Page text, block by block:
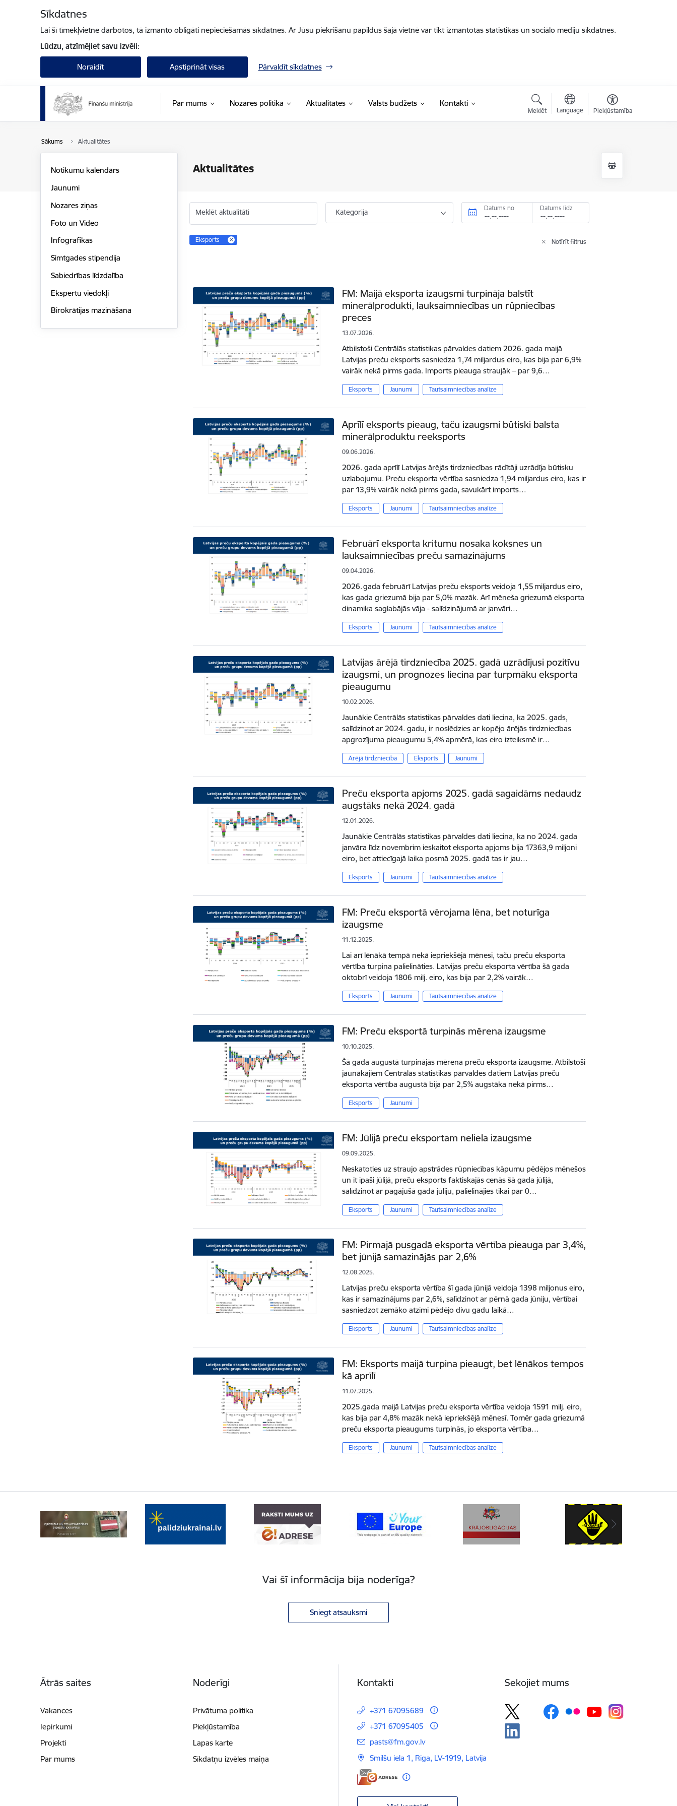
Sīkdatnes
Lai šī tīmekļvietne darbotos, tā izmanto obligāti nepieciešamās sīkdatnes. Ar Jūsu piekrišanu papildus šajā vietnē var tikt izmantotas statistikas un sociālo mediju sīkdatnes.
Lūdzu, atzīmējiet savu izvēli:
Noraidīt Apstiprināt visas Pārvaldīt sīkdatnes
Par mums Nozares politika Aktualitātes Valsts budžets Kontakti
Meklēt Language Piekļūstamība
Sākums Aktualitātes
Aktualitātes
Notikumu kalendārs
Jaunumi
Nozares ziņas
Foto un Video
Infografikas
Simtgades stipendija
Sabiedrības līdzdalība
Ekspertu viedokļi
Birokrātijas mazināšana
Meklēt aktualitāti Kategorija Datums no Datums līdz
Eksports Notīrīt filtrus
FM: Maijā eksporta izaugsmi turpināja balstīt
minerālprodukti, lauksaimniecības un rūpniecības
preces
13.07.2026.
Atbilstoši Centrālās statistikas pārvaldes datiem 2026. gada maijā
Latvijas preču eksports sasniedza 1,74 miljardus eiro, kas bija par 6,9%
vairāk nekā pirms gada. Imports pieauga straujāk – par 9,6…
Eksports Jaunumi Tautsaimniecības analīze
Aprīlī eksports pieaug, taču izaugsmi būtiski balsta
minerālproduktu reeksports
09.06.2026.
2026. gada aprīlī Latvijas ārējās tirdzniecības rādītāji uzrādīja būtisku
uzlabojumu. Preču eksporta vērtība sasniedza 1,94 miljardus eiro, kas ir
par 13,9% vairāk nekā pirms gada, savukārt imports…
Eksports Jaunumi Tautsaimniecības analīze
Februārī eksporta kritumu nosaka koksnes un
lauksaimniecības preču samazinājums
09.04.2026.
2026. gada februārī Latvijas preču eksports veidoja 1,55 miljardus eiro,
kas gada griezumā bija par 5,0% mazāk. Arī mēneša griezumā eksporta
dinamika saglabājās vāja - salīdzinājumā ar janvāri…
Eksports Jaunumi Tautsaimniecības analīze
Latvijas ārējā tirdzniecība 2025. gadā uzrādījusi pozitīvu
izaugsmi, un prognozes liecina par turpmāku eksporta
pieaugumu
10.02.2026.
Jaunākie Centrālās statistikas pārvaldes dati liecina, ka 2025. gads,
salīdzinot ar 2024. gadu, ir noslēdzies ar kopējo ārējās tirdzniecības
apgrozījuma pieaugumu 5,4% apmērā, kas eiro izteiksmē ir…
Ārējā tirdzniecība Eksports Jaunumi
Preču eksporta apjoms 2025. gadā sagaidāms nedaudz
augstāks nekā 2024. gadā
12.01.2026.
Jaunākie Centrālās statistikas pārvaldes dati liecina, ka no 2024. gada
janvāra līdz novembrim ieskaitot eksporta apjoms bija 17363,9 miljoni
eiro, bet attiecīgajā laika posmā 2025. gadā tas ir jau…
Eksports Jaunumi Tautsaimniecības analīze
FM: Preču eksportā vērojama lēna, bet noturīga
izaugsme
11.12.2025.
Lai arī lēnākā tempā nekā iepriekšējā mēnesi, taču preču eksporta
vērtība turpina palielināties. Latvijas preču eksporta vērtība šā gada
oktobrī veidoja 1806 milj. eiro, kas bija par 2,2% vairāk…
Eksports Jaunumi Tautsaimniecības analīze
FM: Preču eksportā turpinās mērena izaugsme
10.10.2025.
Šā gada augustā turpinājās mērena preču eksporta izaugsme. Atbilstoši
jaunākajiem Centrālās statistikas pārvaldes datiem Latvijas preču
eksporta vērtība augustā bija par 2,5% augstāka nekā pirms…
Eksports Jaunumi
FM: Jūlijā preču eksportam neliela izaugsme
09.09.2025.
Neskatoties uz straujo apstrādes rūpniecības kāpumu pēdējos mēnešos
un it īpaši jūlijā, preču eksports faktiskajās cenās šā gada jūlijā,
salīdzinot ar pagājušā gada jūliju, palielinājies tikai par 0…
Eksports Jaunumi Tautsaimniecības analīze
FM: Pirmajā pusgadā eksporta vērtība pieauga par 3,4%,
bet jūnijā samazinājās par 2,6%
12.08.2025.
Latvijas preču eksporta vērtība šī gada jūnijā veidoja 1398 miljonus eiro,
kas ir samazinājums par 2,6%, salīdzinot ar pērnā gada jūniju, vērtībai
sasniedzot zemāko atzīmi pēdējo divu gadu laikā…
Eksports Jaunumi Tautsaimniecības analīze
FM: Eksports maijā turpina pieaugt, bet lēnākos tempos
kā aprīlī
11.07.2025.
2025.gada maijā Latvijas preču eksporta vērtība veidoja 1591 milj. eiro,
kas bija par 4,8% mazāk nekā iepriekšējā mēnesī. Tomēr gada griezumā
preču eksporta pieaugums turpinās, jo eksporta vērtība…
Eksports Jaunumi Tautsaimniecības analīze
Vai šī informācija bija noderīga?
Sniegt atsauksmi
Ātrās saites
Vakances
Iepirkumi
Projekti
Par mums
Noderīgi
Privātuma politika
Piekļūstamība
Lapas karte
Sīkdatņu izvēles maiņa
Kontakti
+371 67095689
+371 67095405
E-pasts:
pasts@fm.gov.lv
Smilšu iela 1, Rīga, LV-1919, Latvija
Sekojiet mums